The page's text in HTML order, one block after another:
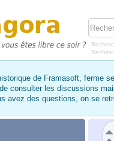
de Framasoft, ferme
consulter les discussions
avez des questions, on se